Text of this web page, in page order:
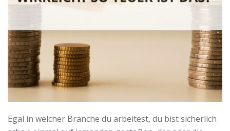
Egal in welcher Branche du arbeitest, du bist sicherlich